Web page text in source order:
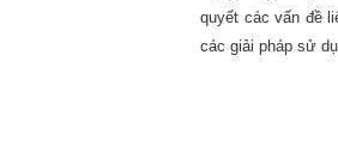
quyết các vấn đề
các giải pháp sử